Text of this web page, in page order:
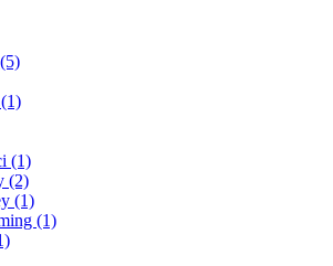
(5)
(1)
(1)
(2)
(1)
(1)